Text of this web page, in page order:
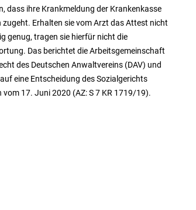
dass ihre Krankmeldung der Krankenkasse
zugeht. Erhalten sie vom Arzt das Attest nicht
genug, tragen sie hierfür nicht die
Das berichtet die Arbeitsgemeinschaft
des Deutschen Anwaltvereins (DAV) und
eine Entscheidung des Sozialgerichts
vom 17. Juni 2020 (AZ: S 7 KR 1719/19).